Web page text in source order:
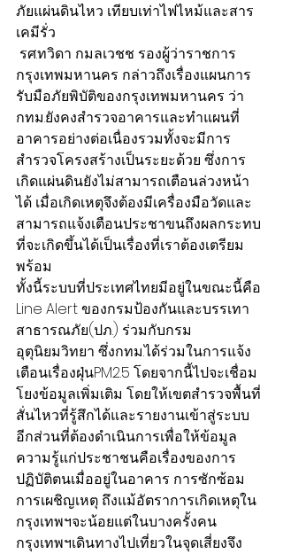
ภัยแผ่นดินไหว เทียบเท่าไฟไหม้และสาร
เคมีรั่ว
กรุงเทพมหานคร กล่าวถึงเรื่องแผนการ
รับมือภัยพิบัติของกรุงเทพมหานคร ว่า
กทม.ยังคงสำรวจอาคารและทำแผนที่
อาคารอย่างต่อเนื่องรวมทั้งจะมีการ
สำรวจโครงสร้างเป็นระยะด้วย ซึ่งการ
เกิดแผ่นดินยังไม่สามารถเตือนล่วงหน้า
ได้ เมื่อเกิดเหตุจึงต้องมีเครื่องมือวัดและ
สามารถแจ้งเตือนประชาขนถึงผลกระทบ
ที่จะเกิดขึ้นได้เป็นเรื่องที่เราต้องเตรียม
พร้อม
ทั้งนี้ระบบที่ประเทศไทยมีอยู่ในขณะนี้คือ
Line Alert ของกรมป้องกันและบรรเทา
สาธารณภัย(ปภ.) ร่วมกับกรม
อุตุนิยมวิทยา ซึ่งกทม.ได้ร่วมในการแจ้ง
เตือนเรื่องฝุ่นPM2.5 โดยจากนี้ไปจะเชื่อม
โยงข้อมูลเพิ่มเติม โดยให้เขตสำรวจพื้นที่
สั่นไหวที่รู้สึกได้และรายงานเข้าสู่ระบบ
อีกส่วนที่ต้องดำเนินการเพื่อให้ข้อมูล
ความรู้แก่ประชาชนคือเรื่องของการ
ปฏิบัติตนเมื่ออยู่ในอาคาร การซักซ้อม
การเผชิญเหตุ ถึงแม้อัตราการเกิดเหตุใน
กรุงเทพฯจะน้อยแต่ในบางครั้งคน
กรุงเทพฯเดินทางไปเที่ยวในจุดเสี่ยงจึง